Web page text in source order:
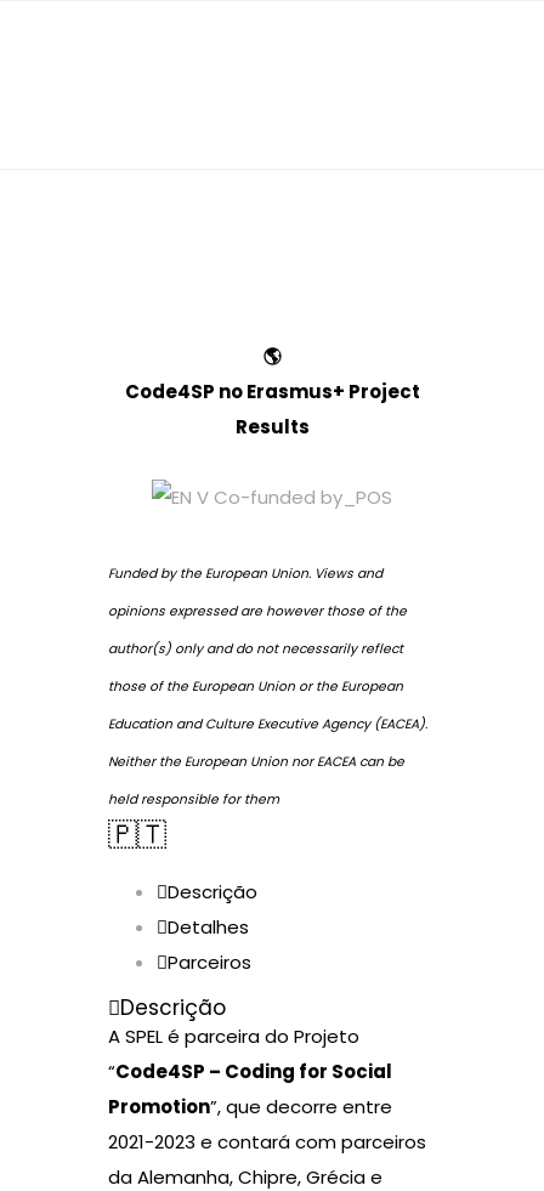
🌎
Code4SP no Erasmus+ Project
Results
Funded by the European Union. Views and
opinions expressed are however those of the
author(s) only and do not necessarily reflect
those of the European Union or the European
Education and Culture Executive Agency (EACEA).
Neither the European Union nor EACEA can be
held responsible for them
🇵🇹
Descrição
Detalhes
Parceiros
Descrição
A SPEL é parceira do Projeto
“Code4SP – Coding for Social
Promotion”, que decorre entre
2021-2023 e contará com parceiros
da Alemanha, Chipre, Grécia e